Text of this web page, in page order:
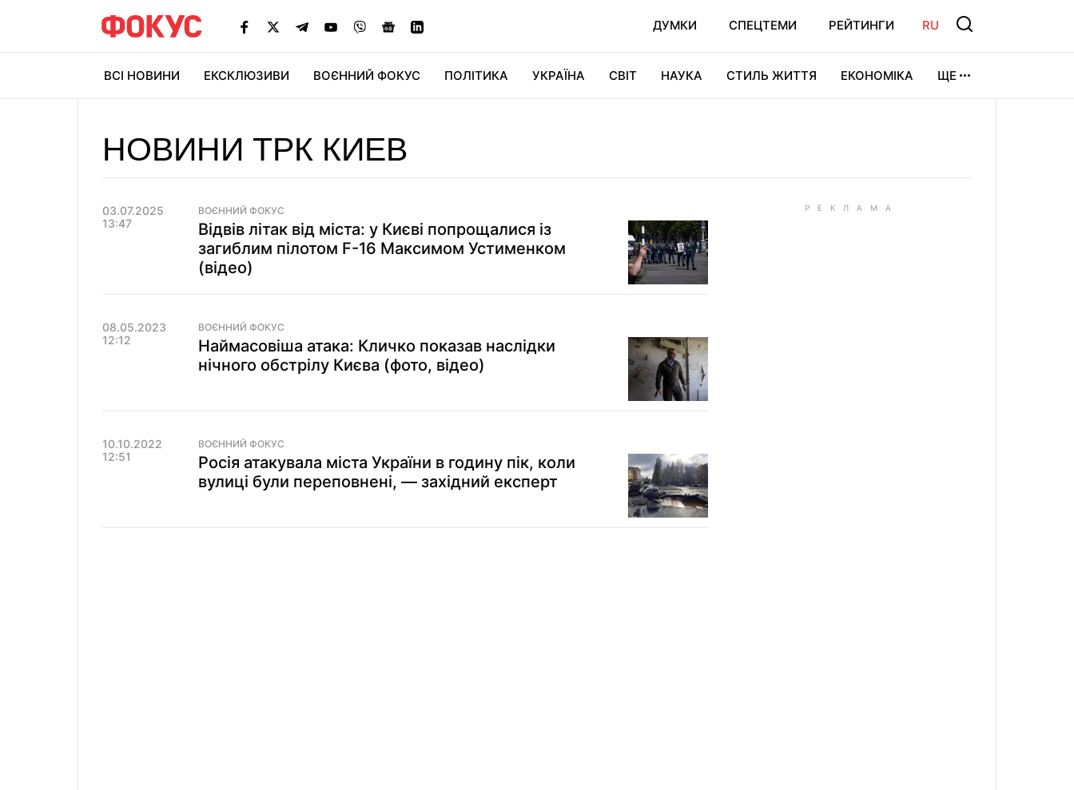
ДУМКИ СПЕЦТЕМИ РЕЙТИНГИ RU
ВСІ НОВИНИ ЕКСКЛЮЗИВИ ВОЄННИЙ ФОКУС ПОЛІТИКА УКРАЇНА СВІТ НАУКА СТИЛЬ ЖИТТЯ ЕКОНОМІКА ЩЕ
НОВИНИ ТРК КИЕВ
03.07.2025
13:47
ВОЄННИЙ ФОКУС
Відвів літак від міста: у Києві попрощалися із
загиблим пілотом F-16 Максимом Устименком
(відео)
08.05.2023
12:12
ВОЄННИЙ ФОКУС
Наймасовіша атака: Кличко показав наслідки
нічного обстрілу Києва (фото, відео)
10.10.2022
12:51
ВОЄННИЙ ФОКУС
Росія атакувала міста України в годину пік, коли
вулиці були переповнені, — західний експерт